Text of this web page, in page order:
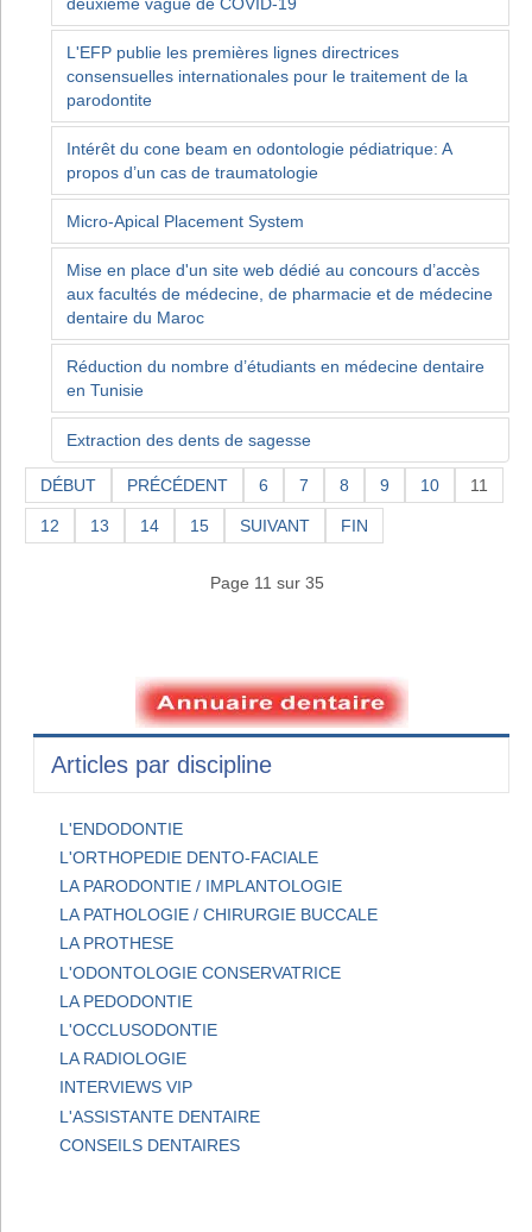
L'EFP publie les premières lignes directrices
consensuelles internationales pour le traitement de la
parodontite
Intérêt du cone beam en odontologie pédiatrique: A
propos d’un cas de traumatologie
Micro-Apical Placement System
Mise en place d'un site web dédié au concours d’accès
aux facultés de médecine, de pharmacie et de médecine
dentaire du Maroc
Réduction du nombre d’étudiants en médecine dentaire
en Tunisie
Extraction des dents de sagesse
DÉBUT PRÉCÉDENT 6 7 8 9 10 11
12 13 14 15 SUIVANT FIN
Page 11 sur 35
Articles par discipline
L'ENDODONTIE
L'ORTHOPEDIE DENTO-FACIALE
LA PARODONTIE / IMPLANTOLOGIE
LA PATHOLOGIE / CHIRURGIE BUCCALE
LA PROTHESE
L'ODONTOLOGIE CONSERVATRICE
LA PEDODONTIE
L'OCCLUSODONTIE
LA RADIOLOGIE
INTERVIEWS VIP
L'ASSISTANTE DENTAIRE
CONSEILS DENTAIRES